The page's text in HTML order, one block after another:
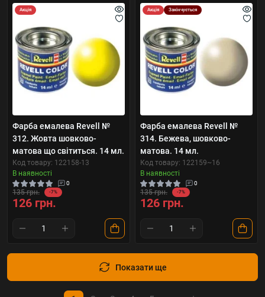
Акція
Фарба емалева Revell №
312. Жовта шовково-
матова що світиться. 14 мл.
Код товару: 122158-13
В наявності
0
135 грн. -7%
126 грн.
Акція Закінчується
Фарба емалева Revell №
314. Бежева, шовково-
матова. 14 мл.
Код товару: 122159~16
В наявності
0
135 грн. -7%
126 грн.
Показати ще